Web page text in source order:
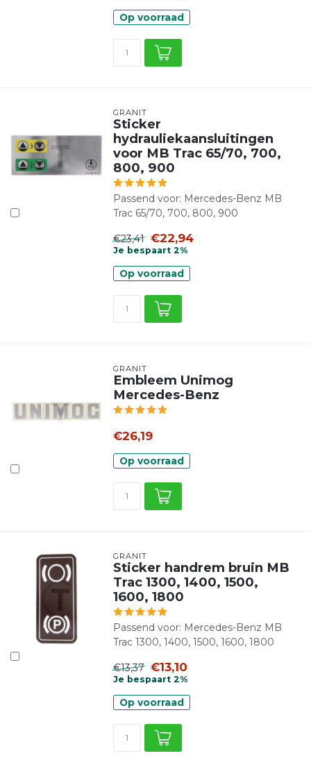
Op voorraad
GRANIT
Sticker
hydrauliekaansluitingen
voor MB Trac 65/70, 700,
800, 900
Passend voor: Mercedes-Benz MB
Trac 65/70, 700, 800, 900
€23,41 €22,94
Je bespaart 2%
Op voorraad
GRANIT
Embleem Unimog
Mercedes-Benz
€26,19
Op voorraad
GRANIT
Sticker handrem bruin MB
Trac 1300, 1400, 1500,
1600, 1800
Passend voor: Mercedes-Benz MB
Trac 1300, 1400, 1500, 1600, 1800
€13,37 €13,10
Je bespaart 2%
Op voorraad